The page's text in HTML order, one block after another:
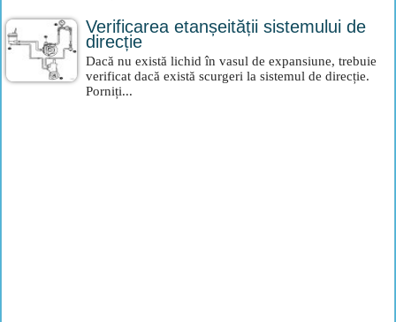
Verificarea etanșeității sistemului de
direcție
Dacă nu există lichid în vasul de expansiune, trebuie
verificat dacă există scurgeri la sistemul de direcție.
Porniți...